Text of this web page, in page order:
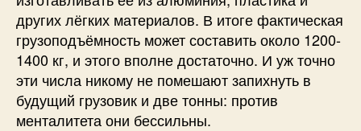
других лёгких материалов. В итоге фактическая
грузоподъёмность может составить около 1200-
1400 кг, и этого вполне достаточно. И уж точно
эти числа никому не помешают запихнуть в
будущий грузовик и две тонны: против
менталитета они бессильны.